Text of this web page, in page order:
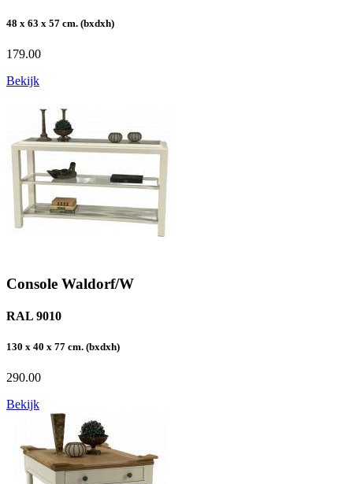
48 x 63 x 57 cm. (bxdxh)
179.00
Bekijk
Console Waldorf/W
RAL 9010
130 x 40 x 77 cm. (bxdxh)
290.00
Bekijk